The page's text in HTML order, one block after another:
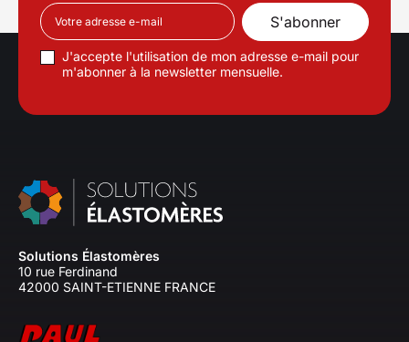
J'accepte l'utilisation de mon adresse e-mail pour
m'abonner à la newsletter mensuelle.
Solutions Élastomères
10 rue Ferdinand
42000 SAINT-ETIENNE FRANCE